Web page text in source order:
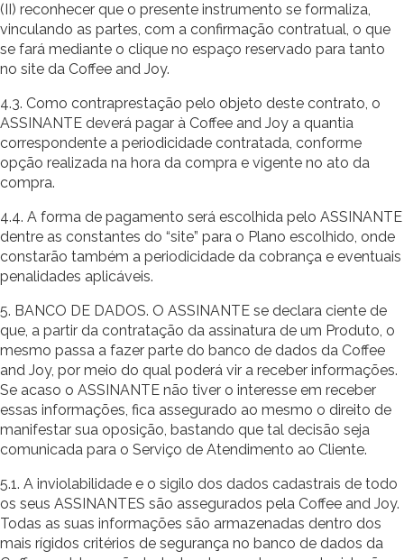
(II) reconhecer que o presente instrumento se formaliza,
vinculando as partes, com a confirmação contratual, o que
se fará mediante o clique no espaço reservado para tanto
no site da Coffee and Joy.
4.3. Como contraprestação pelo objeto deste contrato, o
ASSINANTE deverá pagar à Coffee and Joy a quantia
correspondente a periodicidade contratada, conforme
opção realizada na hora da compra e vigente no ato da
compra.
4.4. A forma de pagamento será escolhida pelo ASSINANTE
dentre as constantes do “site” para o Plano escolhido, onde
constarão também a periodicidade da cobrança e eventuais
penalidades aplicáveis.
5. BANCO DE DADOS. O ASSINANTE se declara ciente de
que, a partir da contratação da assinatura de um Produto, o
mesmo passa a fazer parte do banco de dados da Coffee
and Joy, por meio do qual poderá vir a receber informações.
Se acaso o ASSINANTE não tiver o interesse em receber
essas informações, fica assegurado ao mesmo o direito de
manifestar sua oposição, bastando que tal decisão seja
comunicada para o Serviço de Atendimento ao Cliente.
5.1. A inviolabilidade e o sigilo dos dados cadastrais de todo
os seus ASSINANTES são assegurados pela Coffee and Joy.
Todas as suas informações são armazenadas dentro dos
mais rígidos critérios de segurança no banco de dados da